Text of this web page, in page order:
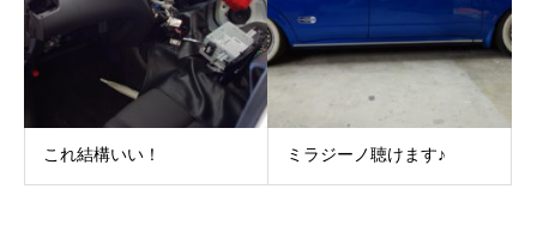
これ結構いい！ ミラジーノ聴けます♪